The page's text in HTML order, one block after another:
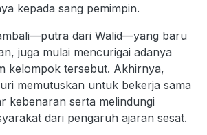
kepada sang pemimpin.
dari Walid—yang baru
juga mulai mencurigai adanya
kelompok tersebut. Akhirnya,
memutuskan untuk bekerja sama
kebenaran serta melindungi
dari pengaruh ajaran sesat.